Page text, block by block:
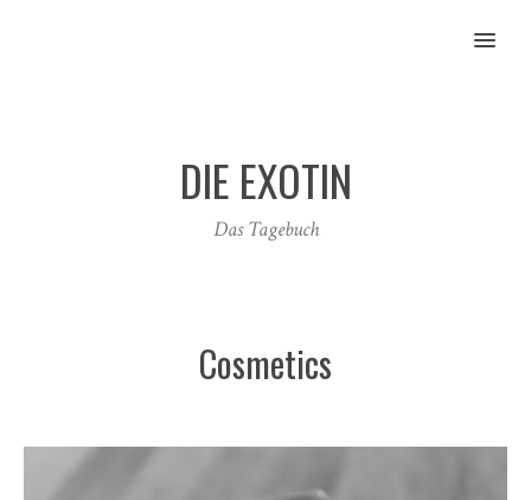
MENU
DIE EXOTIN
Das Tagebuch
Cosmetics